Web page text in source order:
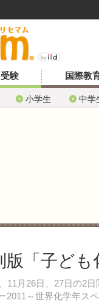
験
小学生 中学
国際教
版「子ど
月26日、27日の2
2011～世界化学年ス